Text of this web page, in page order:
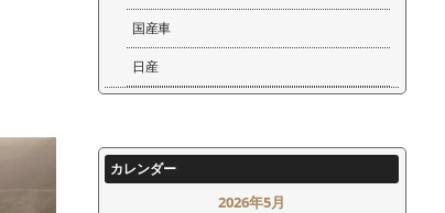
国産車
日産
カレンダー
2026年5月